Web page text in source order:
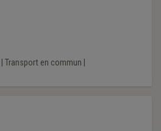
Transport en commun